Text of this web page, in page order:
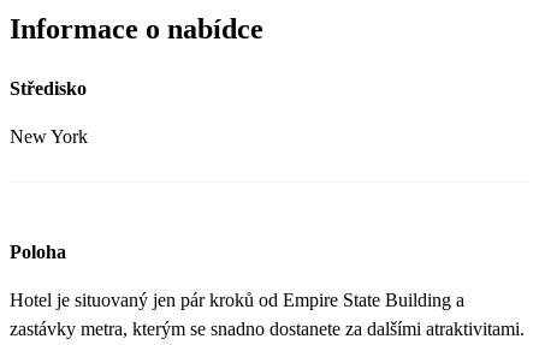
Informace o nabídce
Středisko
New York
Poloha
Hotel je situovaný jen pár kroků od Empire State Building a
zastávky metra, kterým se snadno dostanete za dalšími atraktivitami.